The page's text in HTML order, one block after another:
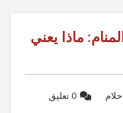
ماذا يعني
‫0 تعليق